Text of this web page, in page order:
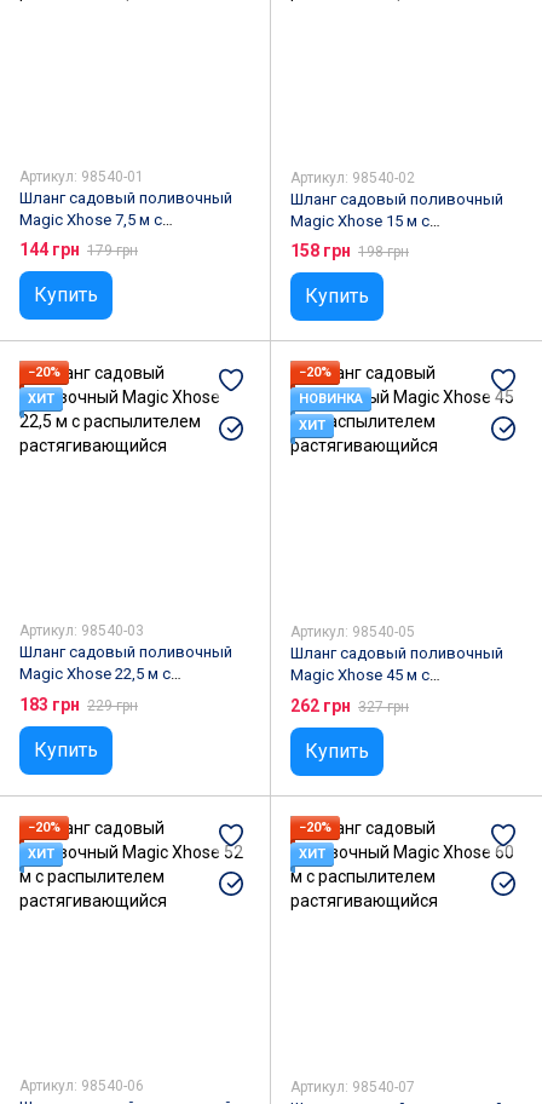
Артикул: 98540-01
Шланг садовый поливочный
Magic Xhose 7,5 м с
распылителем
растягивающийся
144 грн 179 грн
Купить
Артикул: 98540-02
Шланг садовый поливочный
Magic Xhose 15 м с
распылителем
растягивающийся
158 грн 198 грн
Купить
−20%
ХИТ
Артикул: 98540-03
Шланг садовый поливочный
Magic Xhose 22,5 м с
распылителем
растягивающийся
183 грн 229 грн
Купить
−20%
НОВИНКА
ХИТ
Артикул: 98540-05
Шланг садовый поливочный
Magic Xhose 45 м с
распылителем
растягивающийся
262 грн 327 грн
Купить
−20%
ХИТ
Артикул: 98540-06
−20%
ХИТ
Артикул: 98540-07